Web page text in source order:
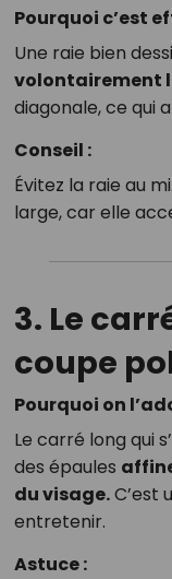
Pourquoi c’est
Une raie bien
volontairement
diagonale, ce qui
Conseil :
Évitez la raie au
large, car elle
3. Le
coupe
Pourquoi on
Le carré long qui
des épaules
du visage.C’est
entretenir.
Astuce :